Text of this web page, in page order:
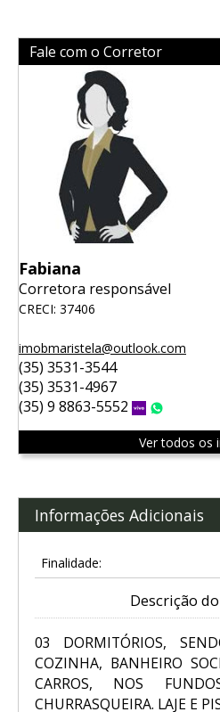
Fale com o Corretor
Fabiana
Corretora responsável
CRECI: 37406
imobmaristela@outlook.com
(35) 3531-3544
(35) 3531-4967
(35) 9 8863-5552
Vivo
Ver todos os
Informações Adicionais
Finalidade:
Descrição
03 DORMITÓRIOS,
COZINHA, BANHEIRO
CARROS, NOS
CHURRASQUEIRA. LAJE E